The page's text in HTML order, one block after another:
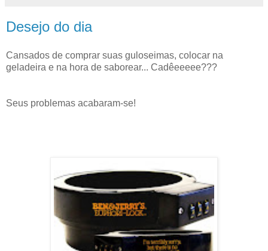
Desejo do dia
Cansados de comprar suas guloseimas, colocar na
geladeira e na hora de saborear... Cadêeeeee???
Seus problemas acabaram-se!